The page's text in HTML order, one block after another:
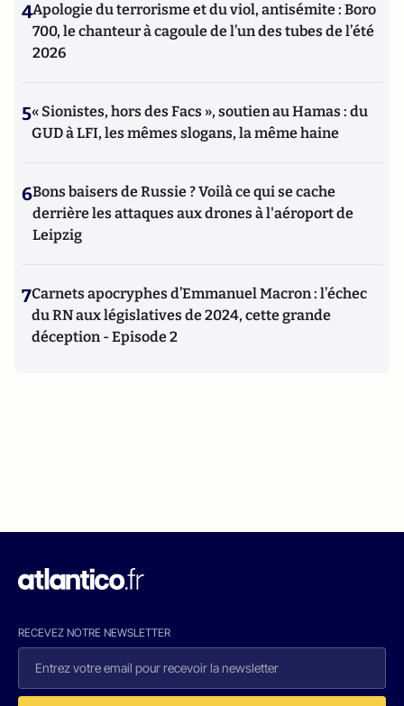
4Apologie du terrorisme et du viol, antisémite : Boro
700, le chanteur à cagoule de l’un des tubes de l’été
2026
5« Sionistes, hors des Facs », soutien au Hamas : du
GUD à LFI, les mêmes slogans, la même haine
6Bons baisers de Russie ? Voilà ce qui se cache
derrière les attaques aux drones à l'aéroport de
Leipzig
7Carnets apocryphes d’Emmanuel Macron : l’échec
du RN aux législatives de 2024, cette grande
déception - Episode 2
RECEVEZ NOTRE NEWSLETTER